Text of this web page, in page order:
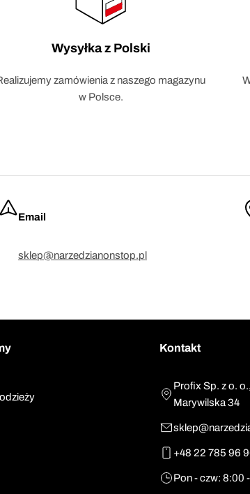
Wysyłka z Polski
zamówienia z naszego magazynu
w Polsce.
Email
sklep@narzedzianonstop.pl
Kontakt
Profix Sp. z o.
Marywilska 34
+48 22 785 96
Pon - czw: 8:00